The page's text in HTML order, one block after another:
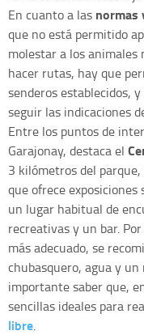
En cuanto a las normas
que no está permitido
molestar a los animales
hacer rutas, hay que
senderos establecidos,
seguir las indicaciones
Entre los puntos de
Garajonay, destaca el
3 kilómetros del
que ofrece
un lugar habitual de
recreativas y un bar.
más adecuado, se
chubasquero, agua y un
importante saber que,
sencillas ideales para
libre.